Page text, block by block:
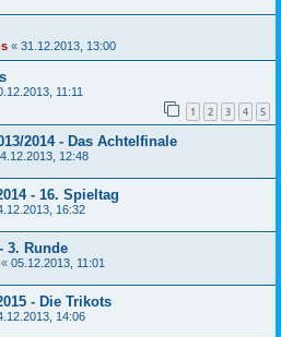
« 31.12.2013, 13:00
11:11
1 2 3 4 5
2014 - Das Achtelfinale
12:48
- 16. Spieltag
16:32
3. Runde
« 05.12.2013, 11:01
- Die Trikots
14:06